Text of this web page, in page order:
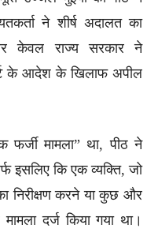
ने शीर्ष अदालत का
केवल राज्य सरकार ने
के आदेश के खिलाफ अपील
मामला” था, पीठ ने
इसलिए कि एक व्यक्ति, जो
निरीक्षण करने या कुछ और
दर्ज किया गया था।